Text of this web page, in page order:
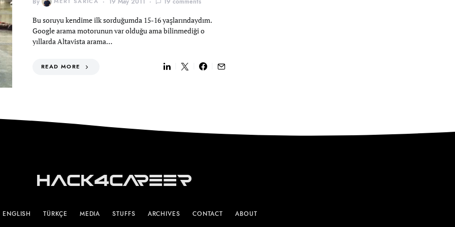
Bu soruyu kendime ilk sorduğumda 15-16 yaşlarındaydım.
Google arama motorunun var olduğu ama bilinmediği o
yıllarda Altavista arama…
READ MORE
Hack4Career
ENGLISH TÜRKÇE MEDIA STUFFS ARCHIVES CONTACT ABOUT